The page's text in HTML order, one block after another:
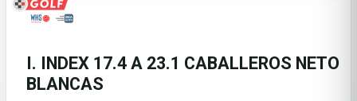
I. INDEX 17.4 A 23.1 CABALLEROS NETO
BLANCAS